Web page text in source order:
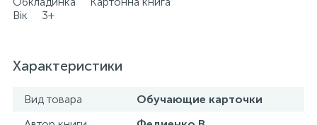
Вік 3+
Характеристики
Вид товара
Обучающие карточки